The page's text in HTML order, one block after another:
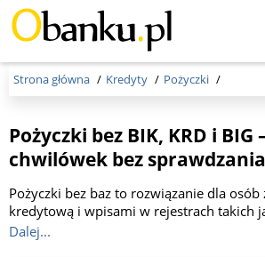
Menu
Strona główna Kredyty Pożyczki
Pożyczki bez BIK, KRD i
chwilówek bez
Pożyczki bez baz to rozwiązanie dla
kredytową i wpisami w rejestrach takich
BIG.Są oferowane przez firmy
sprawdzania baz dłużników, co pozwala
Dalej...